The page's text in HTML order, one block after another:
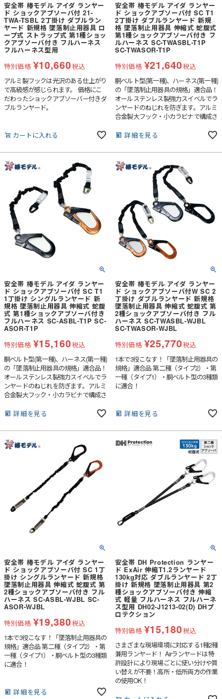
安全帯 椿モデル アイダ ランヤー
ド ショックアブソーバ付 21-
TWA-TSBL 2丁掛け ダブルラン
ヤード 新規格 墜落制止用器具 ロ
ープ式 ストラップ式 第1種ショッ
クアブソーバ付き フルハーネス
フルハーネス型用
特別価格 ¥10,660税込
アルミ製フックは光沢のある仕上がり
で高級感が感じられます。 価格にこ
だわったショックアブソーバー付きダ
ブルランヤード。
カートに入れる
安全帯 椿モデル アイダ ランヤー
ド ショックアブソーバ付 SC T1
2丁掛け ダブルランヤード 新規
格 墜落制止用器具 伸縮式 蛇腹式
第1種ショックアブソーバ付き フ
ルハーネス SC-TWASBL-T1P
SC-TWASOR-T1P
特別価格 ¥21,640税込
胴ベルト型(第一種)、ハーネス(第一種)
の「墜落制止用器具の規格」適合品！
オールステンレス製強力スイベルでラ
ンヤードのねじれを防ぎます。アルミ
合金製大フック・小カラビナで構成さ
詳細を見る
安全帯 椿モデル アイダ ランヤー
ド ショックアブソーバ付 SC T1
1丁掛け シングルランヤード 新
規格 墜落制止用器具 伸縮式 蛇腹
式 第1種ショックアブソーバ付き
フルハーネス SC-ASBL-T1P SC-
ASOR-T1P
特別価格 ¥15,160税込
胴ベルト型(第一種)、ハーネス(第一種)
の「墜落制止用器具の規格」適合品！
オールステンレス製強力スイベルでラ
ンヤードのねじれを防ぎます。アルミ
合金製大フック・小カラビナで構成さ
詳細を見る
安全帯 椿モデル アイダ ランヤー
ド ショックアブソーバ付W SC 2
丁掛け ダブルランヤード 新規格
墜落制止用器具 伸縮式 蛇腹式 第
2種ショックアブソーバ付き フル
ハーネス SC-TWASBL-WJBL
SC-TWASOR-WJBL
特別価格 ¥25,770税込
1本で3役こなす！「墜落制止用器具の
規格」適合品 第二種（タイプ2）・第
一種（タイプ1）・胴ベルト型の3種類
に適合！
詳細を見る
安全帯 椿モデル アイダ ランヤー
ド ショックアブソーバ付 SC 1丁
掛け シングルランヤード 新規格
墜落制止用器具 伸縮式 蛇腹式 第
2種ショックアブソーバ付き フル
ハーネス SC-ASBL-WJBL SC-
ASOR-WJBL
特別価格 ¥19,380税込
1本で3役こなす！「墜落制止用器具の
規格」適合品 第二種（タイプ2）・第
一種（タイプ1）・胴ベルト型の3種類
に適合！
詳細を見る
安全帯 DH Protection ランヤー
ド ExAir 伸縮T1.2ランヤード
130kg対応 ダブルランヤード 2丁
掛け 新規格 墜落制止用器具 第2
種ショックアブソーバ付き 伸縮
式 軽量 フルハーネス フルハーネ
ス型用 DH02-J1213-02(D) DHプ
ロテクション
特別価格 ¥15,180税込
さまざまな現場環境に対応する1種2種
兼用ランヤード！ Airランヤードは特
許設計により現場ごとに使い分けや買
い替えが不要！高所・低所両方の作業
の使用OK！